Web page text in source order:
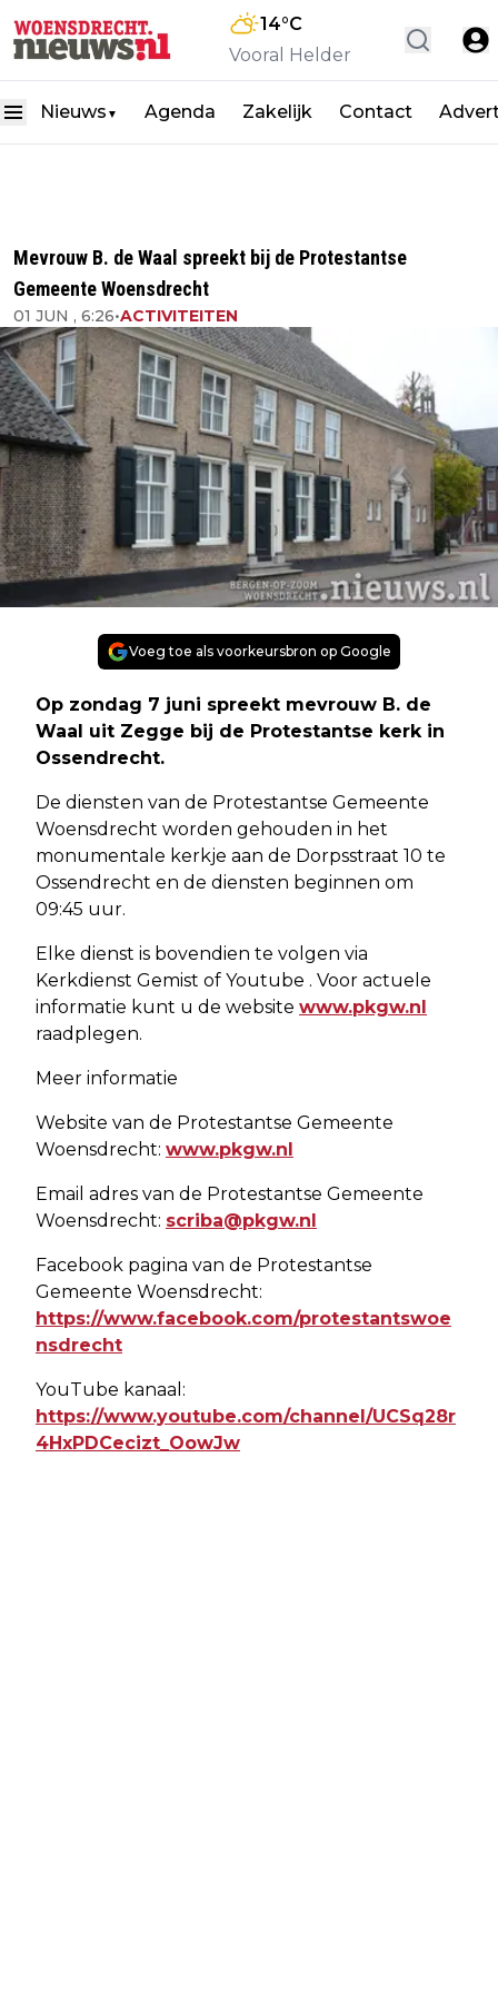
14°C
Vooral Helder
Nieuws ▼ Agenda Zakelijk Contact
Mevrouw B. de Waal spreekt bij de Protestantse
Gemeente Woensdrecht
01 JUN , 6:26•ACTIVITEITEN
Voeg toe als voorkeursbron op Google
Op zondag 7 juni spreekt mevrouw B. de
Waal uit Zegge bij de Protestantse kerk in
Ossendrecht.
De diensten van de Protestantse Gemeente
Woensdrecht worden gehouden in het
monumentale kerkje aan de Dorpsstraat 10 te
Ossendrecht en de diensten beginnen om
09:45 uur.
Elke dienst is bovendien te volgen via
Kerkdienst Gemist of Youtube . Voor actuele
informatie kunt u de website www.pkgw.nl
raadplegen.
Meer informatie
Website van de Protestantse Gemeente
Woensdrecht: www.pkgw.nl
Email adres van de Protestantse Gemeente
Woensdrecht: scriba@pkgw.nl
Facebook pagina van de Protestantse
Gemeente Woensdrecht:
https://www.facebook.com/protestantswoe
nsdrecht
YouTube kanaal:
https://www.youtube.com/channel/UCSq28r
4HxPDCecizt_OowJw